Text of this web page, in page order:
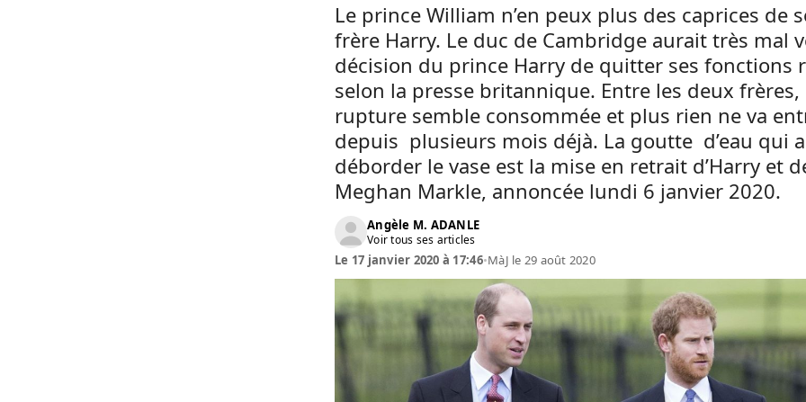
Le prince William n’en peux plus des caprices de
frère Harry. Le duc de Cambridge aurait très mal
décision du prince Harry de quitter ses fonctions
selon la presse britannique. Entre les deux frères,
rupture semble consommée et plus rien ne va
depuis plusieurs mois déjà. La goutte d’eau qui
déborder le vase est la mise en retrait d’Harry et
Meghan Markle, annoncée lundi 6 janvier 2020.
Angèle M. ADANLE
Voir tous ses articles
Le 17 janvier 2020 à 17:46•MàJ le 29 août 2020